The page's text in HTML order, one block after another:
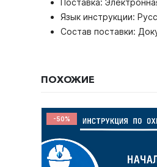
Поставка:
Язык инструкции:
Состав поставки:
ПОХОЖИЕ
-50%